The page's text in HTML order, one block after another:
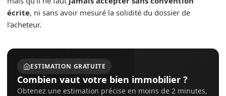
écrite, ni sans avoir mesuré la solidité du dossier de
l'acheteur.
ESTIMATION GRATUITE
Combien vaut votre bien immobilier ?
Obtenez une estimation précise en moins de 2 minutes,